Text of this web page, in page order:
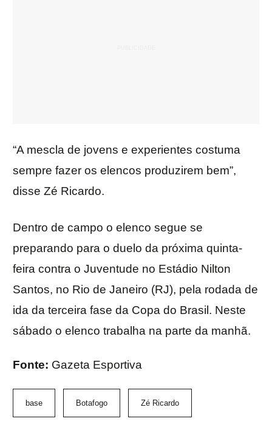
“A mescla de jovens e experientes costuma
sempre fazer os elencos produzirem bem”,
disse Zé Ricardo.
Dentro de campo o elenco segue se
preparando para o duelo da próxima quinta-
feira contra o Juventude no Estádio Nilton
Santos, no Rio de Janeiro (RJ), pela rodada de
ida da terceira fase da Copa do Brasil. Neste
sábado o elenco trabalha na parte da manhã.
Fonte: Gazeta Esportiva
base Botafogo Zé Ricardo